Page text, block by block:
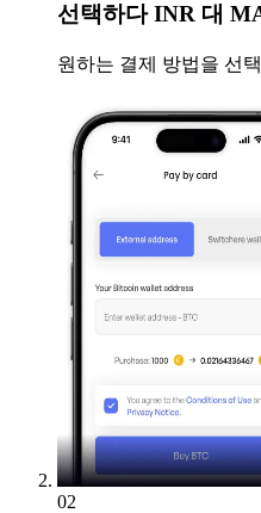
선택하다INR 대
원하는 결제 방법을 선
02